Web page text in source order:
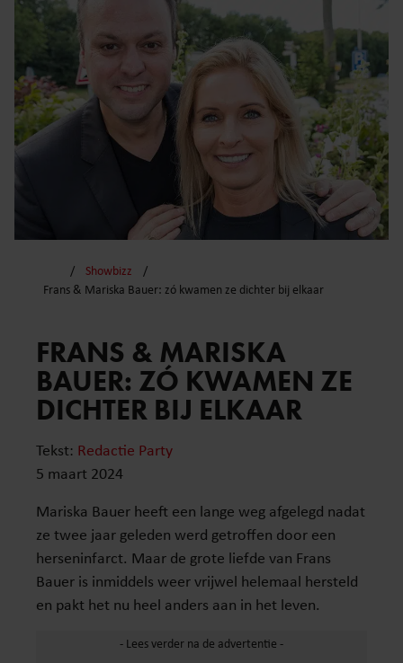
Showbizz
Frans & Mariska Bauer: zó kwamen ze dichter bij elkaar
FRANS & MARISKA
BAUER: ZÓ KWAMEN ZE
DICHTER BIJ ELKAAR
Tekst: Redactie Party
5 maart 2024
Mariska Bauer heeft een lange weg afgelegd nadat
ze twee jaar geleden werd getroffen door een
herseninfarct. Maar de grote liefde van Frans
Bauer is inmiddels weer vrijwel helemaal hersteld
en pakt het nu heel anders aan in het leven.